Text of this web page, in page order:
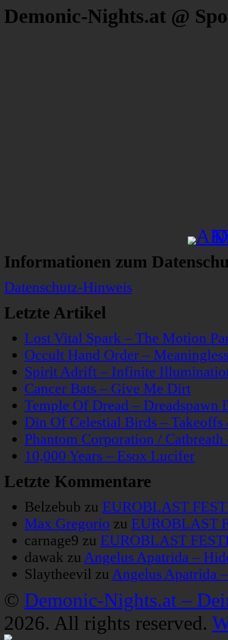
Demonic-Nights.at @
Informationen zum
Datenschutz-Hinweis
Letzte Artikel
Lost Vital Spark – The Motion
Occult Hand Order –
Spirit Adrift – Infinite
Cancer Bats – Give Me Dirt
Temple Of Dread – Dreadspawn
Din Of Celestial Birds –
Phantom Corporation /
10,000 Years – Esox Lucifer
Letzte Kommentare
Belzebub zu EUROBLAST
Max Gregorio zu EUROBLAST
carnage9 zu EUROBLAST
dawak zu Angelus Apatrida –
Slaytheevil zu Angelus Apatrida
© Demonic-Nights.at –
2026. All rights reserved.